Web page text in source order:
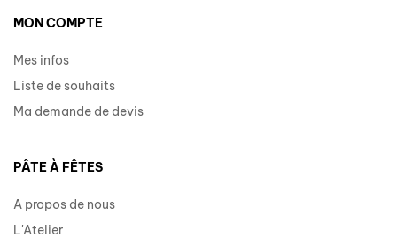
MON COMPTE
Mes infos
Liste de souhaits
Ma demande de devis
PÂTE À FÊTES
A propos de nous
L'Atelier